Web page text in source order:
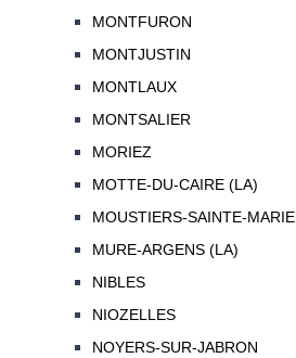
MONTFURON
MONTJUSTIN
MONTLAUX
MONTSALIER
MORIEZ
MOTTE-DU-CAIRE (LA)
MOUSTIERS-SAINTE-MARIE
MURE-ARGENS (LA)
NIBLES
NIOZELLES
NOYERS-SUR-JABRON